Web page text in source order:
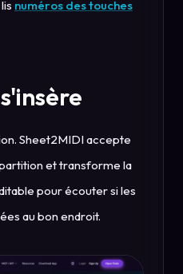
numéros des touches
Sheet2MIDI accepte
et transforme la
pour écouter si les
au bon endroit.